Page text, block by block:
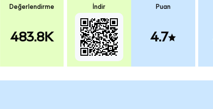
Değerlendirme
483.8K
İndir Puan
4.7